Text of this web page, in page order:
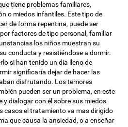
tiene problemas familiares,
o miedos infantiles. Este tipo de
de forma repentina, puede ser
factores de tipo personal, familiar
los niños muestran su
conducta y resistiéndose a dormir.
si han tenido un día lleno de
significaría dejar de hacer las
disfrutando. Los temores
pueden ser un problema, en este
y dialogar con él sobre sus miedos.
casos el tratamiento va mas dirigido
que causa la ansiedad, o a enseñar